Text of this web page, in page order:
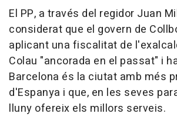
El PP, a través del regidor Juan
considerat que el govern de
aplicant una fiscalitat de
Colau "ancorada en el passat" i
Barcelona és la ciutat amb més
d'Espanya i que, en les seves
lluny ofereix els millors serveis.